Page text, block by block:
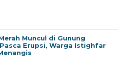
Muncul di Gunung
Erupsi, Warga Istighfar